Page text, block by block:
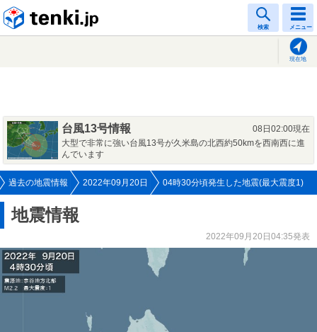
検索 メニュー
現在地
台風13号情報
08日02:00現在
大型で非常に強い台風13号が久米島の北西約50kmを西南西に進
んでいます
過去の地震情報 2022年09月20日 04時30分頃発生した地震(最大震度1)
地震情報
2022年09月20日04:35発表